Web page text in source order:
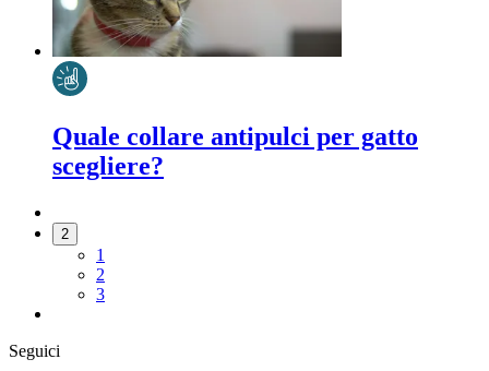
Quale collare antipulci per gatto
scegliere?
2
1
2
3
Seguici